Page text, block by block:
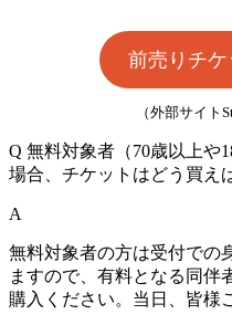
前売りチ
（外部サイト
Q 無料対象者（70歳以上や
場合、チケットはどう買え
A
無料対象者の方は受付での
ますので、有料となる同伴
購入ください。当日、皆様